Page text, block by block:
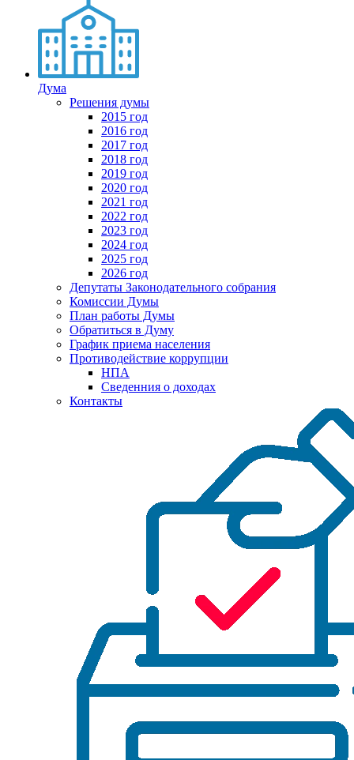
Дума
Решения думы
2015 год
2016 год
2017 год
2018 год
2019 год
2020 год
2021 год
2022 год
2023 год
2024 год
2025 год
2026 год
Депутаты Законодательного собрания
Комиссии Думы
План работы Думы
Обратиться в Думу
График приема населения
Противодействие коррупции
НПА
Сведенния о доходах
Контакты